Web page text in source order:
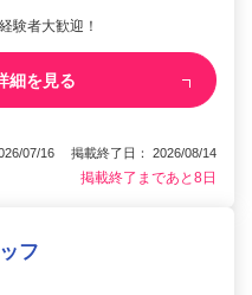
験者大歓迎！
細を見る
07/16 掲載終了日： 2026/08/14
掲載終了まであと8日
フ